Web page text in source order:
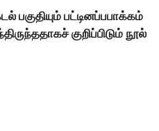
பகுதியும் பட்டினப்பபாக்கம்
குறிப்பிடும் நூல்